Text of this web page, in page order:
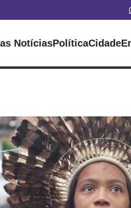
NotíciasPolíticaCidade